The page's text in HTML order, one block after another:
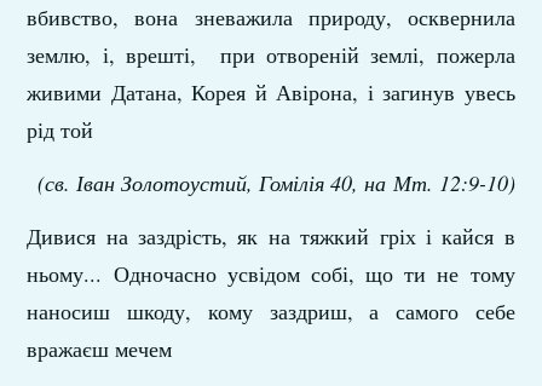
вбивство, вона зневажила природу, осквернила
землю, і, врешті, при отвореній землі, пожерла
живими Датана, Корея й Авірона, і загинув увесь
рід той
(св. Іван Золотоустий, Гомілія 40, на Мт. 12:9-10)
Дивися на заздрість, як на тяжкий гріх і кайся в
ньому... Одночасно усвідом собі, що ти не тому
наносиш шкоду, кому заздриш, а самого себе
вражаєш мечем